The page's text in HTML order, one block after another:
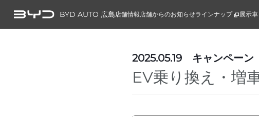
BYD AUTO 広島店舗情報店舗からのお知らせラインナップ 展示
2025.05.19 キャンペーン
EV乗り換え・増